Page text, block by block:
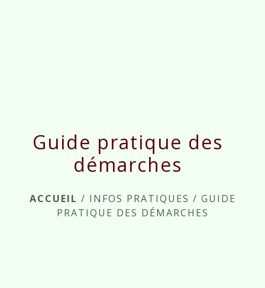
Guide pratique des
démarches
ACCUEIL / INFOS PRATIQUES / GUIDE
PRATIQUE DES DÉMARCHES